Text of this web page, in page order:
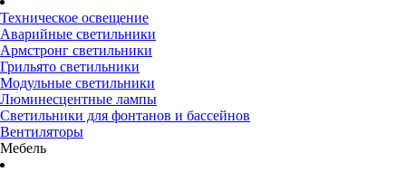
Техническое освещение
Аварийные светильники
Армстронг светильники
Грильято светильники
Модульные светильники
Люминесцентные лампы
Светильники для фонтанов и бассейнов
Вентиляторы
Мебель